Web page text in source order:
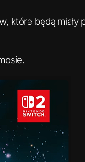
które będą miały